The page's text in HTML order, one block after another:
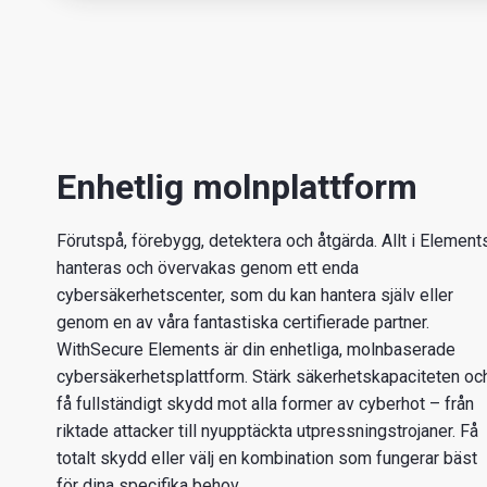
Enhetlig molnplattform
Förutspå, förebygg, detektera och åtgärda. Allt i
hanteras och övervakas genom ett enda
cybersäkerhetscenter, som du kan hantera själv eller
genom en av våra fantastiska certifierade partner.
WithSecure Elements är din enhetliga, molnbaserade
cybersäkerhetsplattform. Stärk säkerhetskapaciteten
få fullständigt skydd mot alla former av cyberhot – från
riktade attacker till nyupptäckta utpressningstrojaner. Få
totalt skydd eller välj en kombination som fungerar bäst